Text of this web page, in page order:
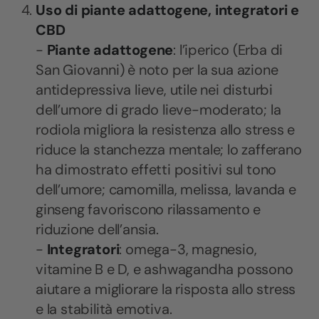
Uso di piante adattogene, integratori e
CBD
- Piante adattogene: l’iperico (Erba di
San Giovanni) è noto per la sua azione
antidepressiva lieve, utile nei disturbi
dell’umore di grado lieve-moderato; la
rodiola migliora la resistenza allo stress e
riduce la stanchezza mentale; lo zafferano
ha dimostrato effetti positivi sul tono
dell’umore; camomilla, melissa, lavanda e
ginseng favoriscono rilassamento e
riduzione dell’ansia.
- Integratori: omega-3, magnesio,
vitamine B e D, e ashwagandha possono
aiutare a migliorare la risposta allo stress
e la stabilità emotiva.